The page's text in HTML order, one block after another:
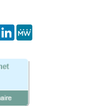
LinkedIn